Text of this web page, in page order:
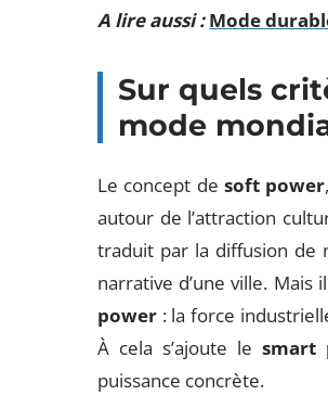
A lire aussi : Mode
Sur quels
mode
Le concept de soft power
autour de l’attraction
traduit par la diffusion de
narrative d’une ville. Mais
power : la force
À cela s’ajoute lesmart
puissance concrète.